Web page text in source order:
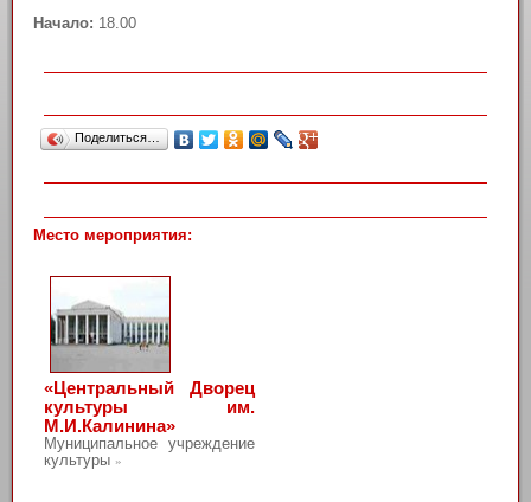
Начало: 18.00
Поделиться…
Место мероприятия:
«Центральный Дворец
культуры им.
М.И.Калинина»
Муниципальное учреждение
культуры »